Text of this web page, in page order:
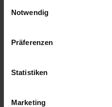
Cookies, wenn Sie unsere
Notwendig
Präferenzen
Statistiken
Marketing
Artikel Nr.:
Ersatzteil für BMW 2-Ventil